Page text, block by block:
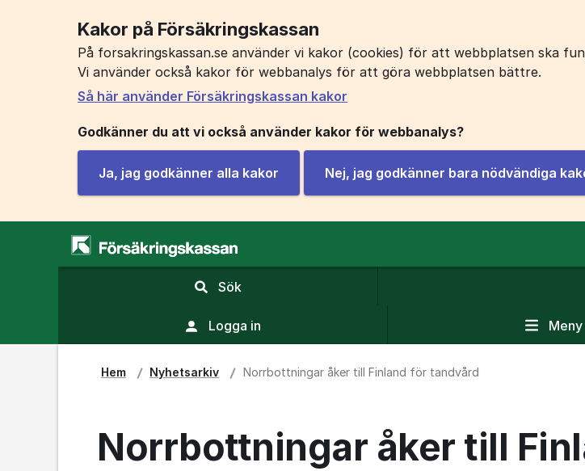
Kakor på Försäkringskassan
På forsakringskassan.se använder vi kakor (cookies) för att webbplatsen ska
Vi använder också kakor för webbanalys för att göra webbplatsen bättre.
Så här använder Försäkringskassan kakor
Godkänner du att vi också använder kakor för webbanalys?
Ja, jag godkänner alla kakor Nej, jag godkänner bara nödvändiga
Sök,
sökfält
Logga in Meny
Hem Nyhetsarkiv Norrbottningar åker till Finland för tandvård
Norrbottningar åker till